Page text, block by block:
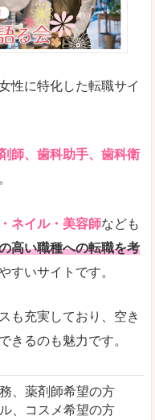
性に特化した転職サイ
師、歯科助手、歯科衛
ネイル・美容師なども
高い職種への転職を考
すいサイトです。
も充実しており、空き
きるのも魅力です。
、薬剤師希望の方
、コスメ希望の方